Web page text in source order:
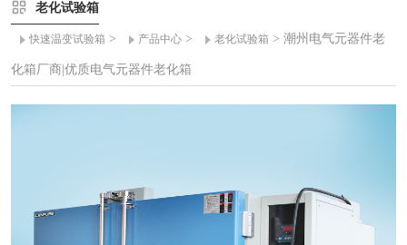
老化试验箱
快速温变试验箱 > 产品中心 > 老化试验箱 > 潮州电气元器件老
化箱厂商|优质电气元器件老化箱